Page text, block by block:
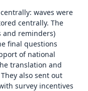
waves were
centrally. The
and reminders)
final questions
of national
translation and
also sent out
survey incentives